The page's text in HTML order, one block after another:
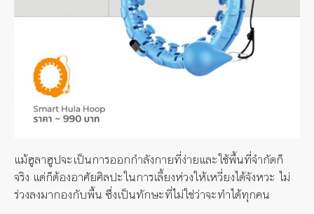
แม้ฮูลาฮูปจะเป็นการออกกำลังกายที่ง่ายและใช้พื้นที่จำกัดก็
จริง แต่ก็ต้องอาศัยศิลปะในการเลี้ยงห่วงให้เหวี่ยงได้จังหวะ ไม่
ร่วงลงมากองกับพื้น ซึ่งเป็นทักษะที่ไม่ใช่ว่าจะทำได้ทุกคน